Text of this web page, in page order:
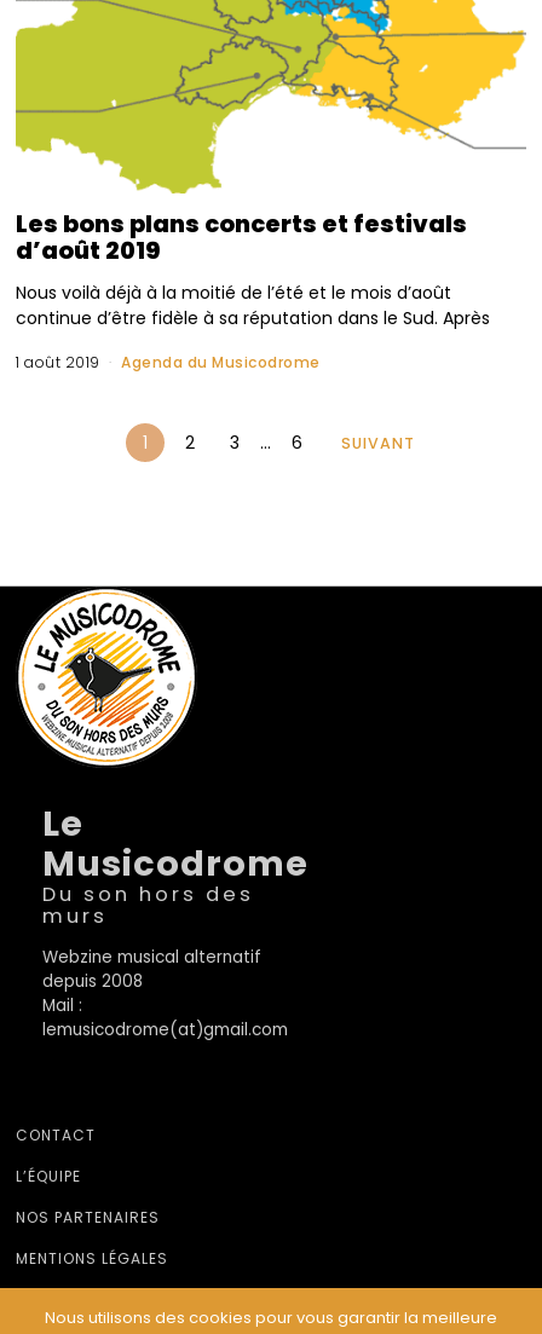
Les bons plans concerts et festivals
d’août 2019
Nous voilà déjà à la moitié de l’été et le mois d’août
continue d’être fidèle à sa réputation dans le Sud. Après
1 août 2019 Agenda du Musicodrome
1 2 3 … 6 SUIVANT
Le
Musicodrome
Du son hors des
murs
Webzine musical alternatif
depuis 2008
Mail :
lemusicodrome(at)gmail.com
CONTACT
L’ÉQUIPE
NOS PARTENAIRES
MENTIONS LÉGALES
Nous utilisons des cookies pour vous garantir la meilleure